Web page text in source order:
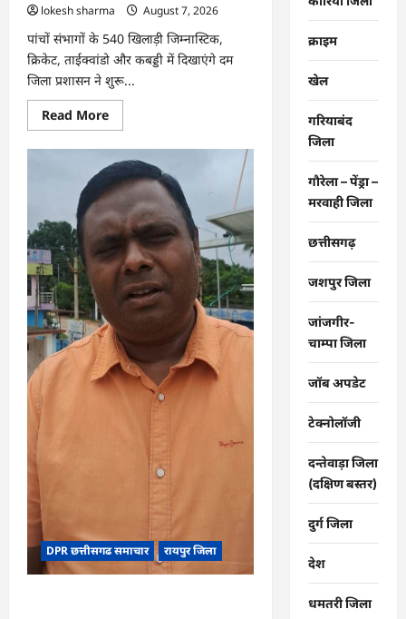
lokesh sharma August 7, 2026
पांचों संभागों के 540 खिलाड़ी जिम्नास्टिक,
क्रिकेट, ताईक्वांडो और कबड्डी में दिखाएंगे दम
जिला प्रशासन ने शुरू...
Read MoreRead
more
CG
:
26वीं
राज्य
स्तरीय
शालेय
क्रीड़ा
प्रतियोगिता
की
मेजबानी
करेगा
जीपीएम,
से
21
अगस्त
तक
जुटेंगे
प्रदेशभर
के
DPR छत्तीसगढ समाचार रायपुर जिला
क्राइम
खेल
गरियाबंद
जिला
गौरेला – पेंड्रा –
मरवाही जिला
छत्तीसगढ़
जशपुर जिला
जांजगीर-
चाम्पा जिला
जॉब अपडेट
टेक्नोलॉजी
दन्तेवाड़ा जिला
(दक्षिण बस्तर)
दुर्ग जिला
देश
धमतरी जिला